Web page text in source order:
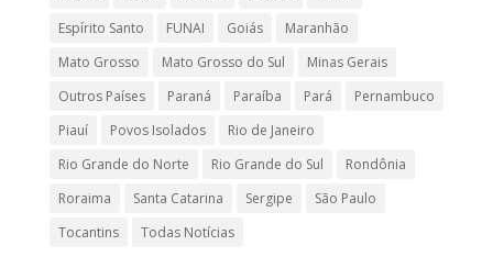
Espírito Santo
FUNAI Goiás
Maranhão
Mato Grosso
Mato Grosso do Sul
Minas Gerais
Outros Países
Paraná Paraíba Pará
Pernambuco
Piauí
Povos Isolados
Rio de Janeiro
Rio Grande do Norte
Rio Grande do Sul
Rondônia
Roraima
Santa Catarina Sergipe
São Paulo
Tocantins
Todas Notícias